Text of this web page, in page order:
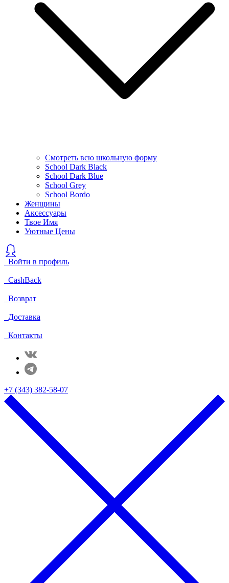
Смотреть всю школьную форму
School Dark Black
School Dark Blue
School Grey
School Bordo
Женщины
Аксессуары
Твое Имя
Уютные Цены
Войти в профиль
CashBack
Возврат
Доставка
Контакты
+7 (343) 382-58-07